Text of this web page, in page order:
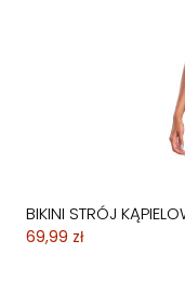
BIKINI STRÓJ
69,99 zł